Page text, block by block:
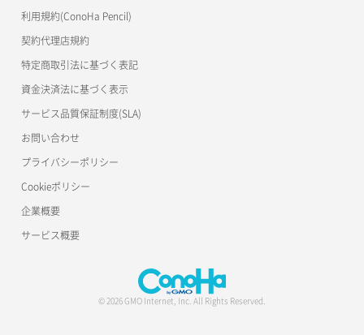
利用規約(ConoHa Pencil)
契約代理店規約
特定商取引法に基づく表記
資金決済法に基づく表示
サービス品質保証制度(SLA)
お問い合わせ
プライバシーポリシー
Cookieポリシー
企業概要
サービス概要
© 2026 GMO Internet, Inc. All Rights Reserved.